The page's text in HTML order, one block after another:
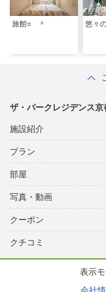
旅館○ ＾ 悠々
ザ・パークレジデンス
施設紹介
プラン
部屋
写真・動画
クーポン
クチコミ
表示モ